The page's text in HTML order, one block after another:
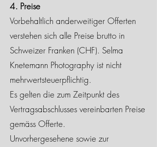
4. Preise
Vorbehaltlich anderweitiger Offerten
verstehen sich alle Preise brutto in
Schweizer Franken (CHF). Selma
Knetemann Photography ist nicht
mehrwertsteuerpflichtig.
Es gelten die zum Zeitpunkt des
Vertragsabschlusses vereinbarten Preise
gemäss Offerte.
Unvorhergesehene sowie zur